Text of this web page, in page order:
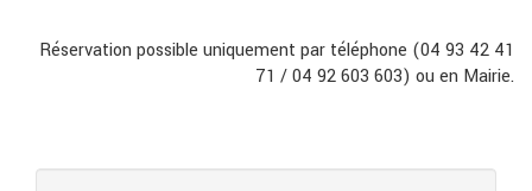
Réservation possible uniquement par téléphone (04 93 42 41
71 / 04 92 603 603) ou en Mairie.